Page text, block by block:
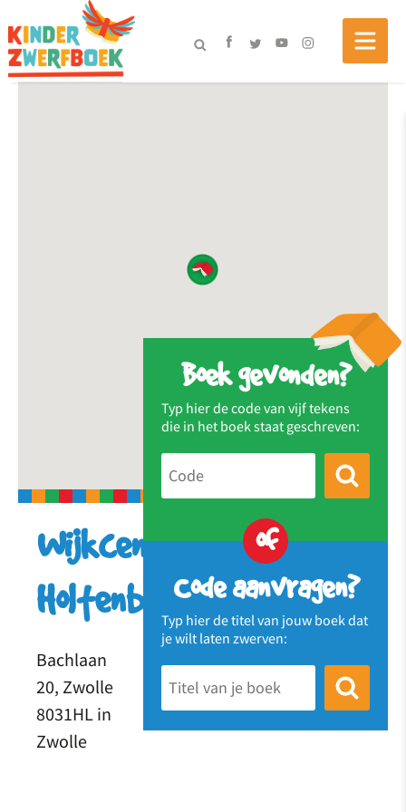
Boek gevonden?
Typ hier de code van vijf tekens
die in het boek staat geschreven:
of
Code aanvragen?
Typ hier de titel van jouw boek dat
je wilt laten zwerven:
Wijkcentrum
Holtenbroek
Bachlaan
20, Zwolle
8031HL in
Zwolle